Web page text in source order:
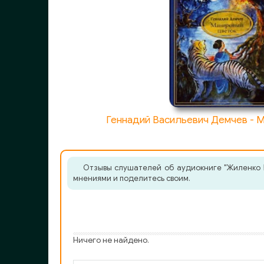
Геннадий Васильевич Демчев -
Отзывы слушателей об аудиокниге "Жиленко
мнениями и поделитесь своим.
Ничего не найдено.